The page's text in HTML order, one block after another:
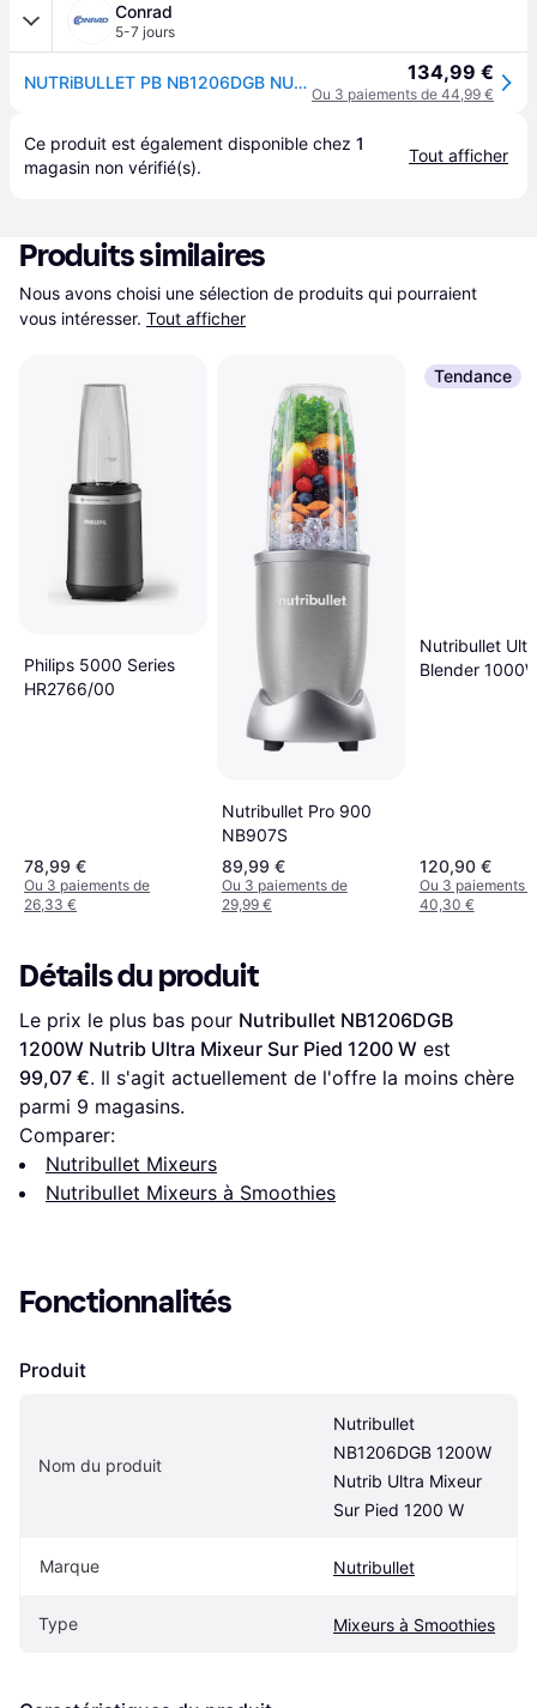
Conrad
5-7 jours
NUTRiBULLET PB NB1206DGB NUTRIB ULTRA 1200W Mixeur sur pied 1200 W gris 134,99 €
Ou 3 paiements de 44,99 €
Ce produit est également disponible chez 1
magasin non vérifié(s).
Tout afficher
Produits similaires
Nous avons choisi une sélection de produits qui pourraient
vous intéresser. Tout afficher
Philips 5000 Series
HR2766/00
78,99 €
Ou 3 paiements de
26,33 €
Nutribullet Pro 900
NB907S
89,99 €
Ou 3 paiements de
29,99 €
Tendance
Nutribullet
Blender
120,90 €
Ou 3 paiements
40,30 €
Détails du produit
Le prix le plus bas pour Nutribullet NB1206DGB
1200W Nutrib Ultra Mixeur Sur Pied 1200 W
99,07 €. Il s'agit actuellement de l'offre la moins chère
parmi 9 magasins.
Comparer:
Nutribullet Mixeurs
Nutribullet Mixeurs à Smoothies
Fonctionnalités
Produit
Nom du produit
Nutribullet
NB1206DGB 1200W
Nutrib Ultra Mixeur
Sur Pied 1200 W
Marque Nutribullet
Type Mixeurs à Smoothies